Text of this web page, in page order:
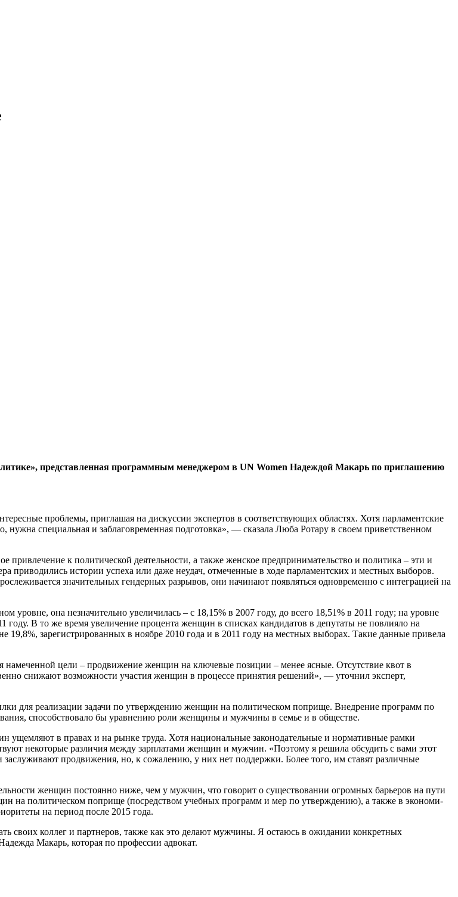
представленная про­граммным менеджером в UN Women Надеждой Макарь по приглаше­нию
проблемы, приглашая на дис­куссии экспертов в соответствующих об­ластях. Хотя парламентские
специаль­ная и заблаговременная подготовка», — ска­зала Люба Ротару в своем приветственном
к политической деятель­ности, а также женское предприниматель­ство и политика – эти и
приводились ис­тории успеха или даже неудач, отмечен­ные в ходе парламентских и местных выбо­ров.
значительных гендерных разрывов, они начинают появляться одно­временно с интеграцией на
она незначительно увеличи­лась – с 18,15% в 2007 году, до всего 18,51% в 2011 году; на уровне
году. В то же время увели­чение процента женщин в списках канди­датов в депутаты не повлияло на
19,8%, зарегистрированных в ноябре 2010 года и в 2011 году на местных выборах. Такие дан­ные привела
на­меченной цели – продвижение женщин на ключевые позиции – менее ясные. Отсутс­твие квот в
снижают возможности учас­тия женщин в процессе принятия реше­ний», — уточнил эксперт,
для реализации задачи по утверждению женщин на политическом поприще. Внед­рение программ по
способствовало бы уравнению роли женщины и мужчины в се­мье и в обществе.
в правах и на рынке тру­да. Хотя национальные законодательные и нормативные рамки
некоторые раз­личия между зарплатами женщин и муж­чин. «Поэтому я решила обсудить с вами этот
продвижения, но, к сожале­нию, у них нет поддержки. Более того, им ставят различные
женщин постоянно ниже, чем у мужчин, что говорит о существовании ог­ромных барьеров на пути
на политическом поприще (посредством учебных программ и мер по утверждению), а также в экономи­
на период после 2015 года.
своих коллег и партнеров, также как это де­лают мужчины. Я остаюсь в ожидании кон­кретных
Макарь, которая по профес­сии адвокат.